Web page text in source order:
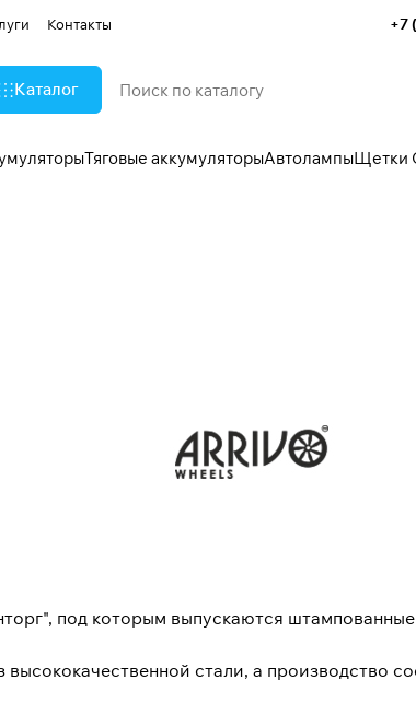
Контакты +7
Каталог
Тяговые аккумуляторыАвтолампыЩетки
под которым выпускаются
стали, а производство